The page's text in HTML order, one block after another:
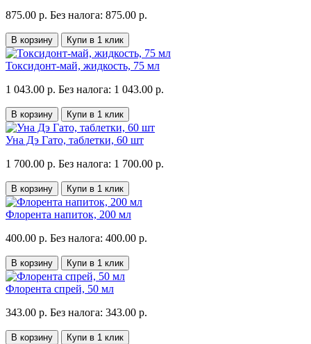
875.00 р. Без налога: 875.00 р.
В корзину Купи в 1 клик
Токсидонт-май, жидкость, 75 мл
1 043.00 р. Без налога: 1 043.00 р.
В корзину Купи в 1 клик
Уна Дэ Гато, таблетки, 60 шт
1 700.00 р. Без налога: 1 700.00 р.
В корзину Купи в 1 клик
Флорента напиток, 200 мл
400.00 р. Без налога: 400.00 р.
В корзину Купи в 1 клик
Флорента спрей, 50 мл
343.00 р. Без налога: 343.00 р.
В корзину Купи в 1 клик